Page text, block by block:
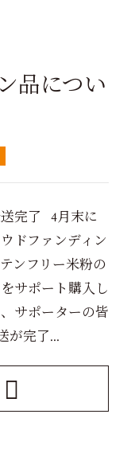
品につい
完了 4月末に
ドファンディン
ンフリー米粉の
サポート購入し
サポーターの皆
が完了...